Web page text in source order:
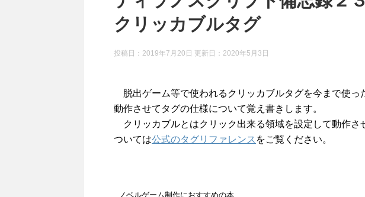
クリッカブルタグ
投稿日：2019年7月20日 更新日： 2020年5月3日
脱出ゲーム等で使われるクリッカブルタグを今まで使っ
動作させてタグの仕様について覚え書きします。
クリッカブルとはクリック出来る領域を設定して動作さ
ついては公式のタグリファレンス をご覧ください。